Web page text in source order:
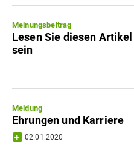
Meinungsbeitrag
Lesen Sie diesen
sein
Meldung
Ehrungen und Karriere
02.01.2020